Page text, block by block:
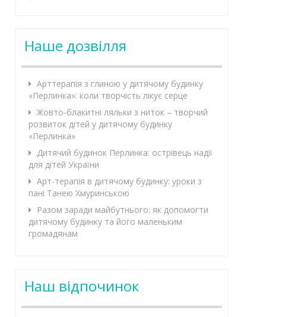
Наше дозвілля
Арттерапія з глиною у дитячому будинку
«Перлинка»: коли творчість лікує серце
Жовто-блакитні ляльки з ниток – творчий
розвиток дітей у дитячому будинку
«Перлинка»
Дитячий будинок Перлинка: острівець надії
для дітей України
Арт-терапія в дитячому будинку: уроки з
пані Танею Хмуринською
Разом заради майбутнього: як допомогти
дитячому будинку та його маленьким
громадянам
Наш відпочинок